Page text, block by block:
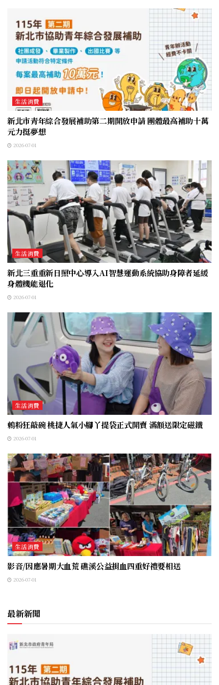
生活消費
新北市青年綜合發展補助第二期開放申請 團體最高補助十萬
元力挺夢想
2026-07-01
生活消費
新北三重重新日照中心導入AI智慧運動系統協助身障者延緩
身體機能退化
2026-07-01
生活消費
鶇粉狂敲碗 桃捷人氣小腳丫提袋正式開賣 滿額送限定磁鐵
2026-07-01
生活消費
影音/因應暑期大血荒 礁溪公益捐血四重好禮要相送
2026-07-01
最新新聞